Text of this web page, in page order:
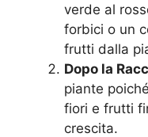
verde al
forbici o un
frutti dalla
Dopo la
piante
fiori e frutti
crescita.